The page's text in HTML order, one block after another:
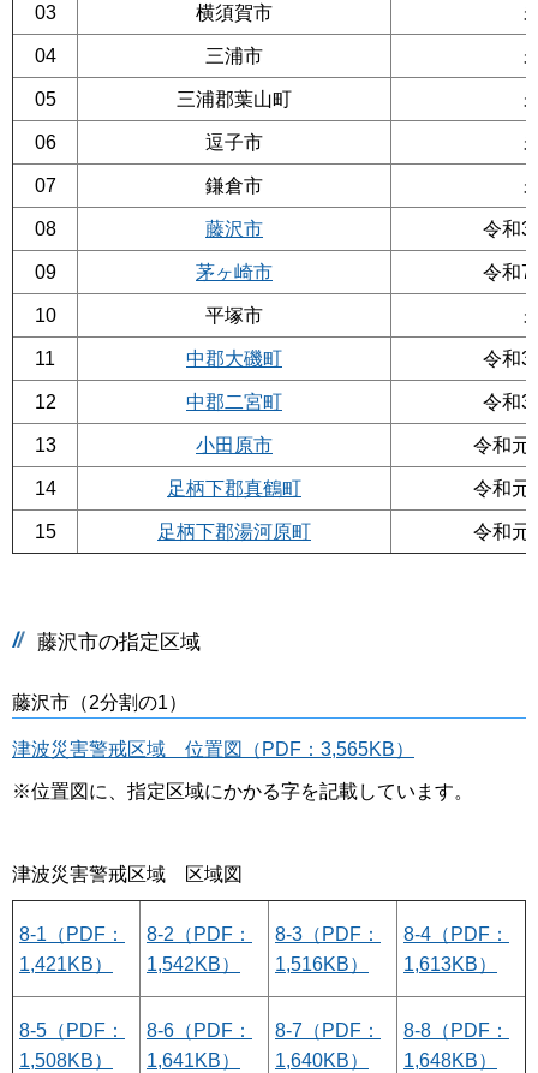
03 横須賀市
04 三浦市
05 三浦郡葉山町
06 逗子市
07 鎌倉市
08 藤沢市 令和3
09 茅ヶ崎市 令和7
10 平塚市
11 中郡大磯町 令和3
12 中郡二宮町 令和3
13 小田原市 令和元
14 足柄下郡真鶴町 令和元
15 足柄下郡湯河原町 令和元
藤沢市の指定区域
藤沢市（2分割の1）
津波災害警戒区域 位置図（PDF：3,565KB）
※位置図に、指定区域にかかる字を記載しています。
津波災害警戒区域 区域図
8-1（PDF：
1,421KB）
8-2（PDF：
1,542KB）
8-3（PDF：
1,516KB）
8-4（PDF：
1,613KB）
8-5（PDF：
1,508KB）
8-6（PDF：
1,641KB）
8-7（PDF：
1,640KB）
8-8（PDF：
1,648KB）